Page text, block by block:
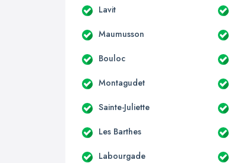
Lavit
Maumusson
Bouloc
Montagudet
Sainte-Juliette
Les Barthes
Labourgade